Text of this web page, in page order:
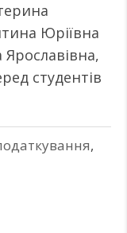
Юріївна
Ярославівна,
студентів
,